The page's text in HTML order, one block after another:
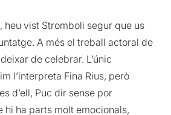
heu vist Stromboli segur que us
A més el treball actoral de
de celebrar. L’únic
l’interpreta Fina Rius, però
d’ell, Puc dir sense por
hi ha parts molt emocionals,